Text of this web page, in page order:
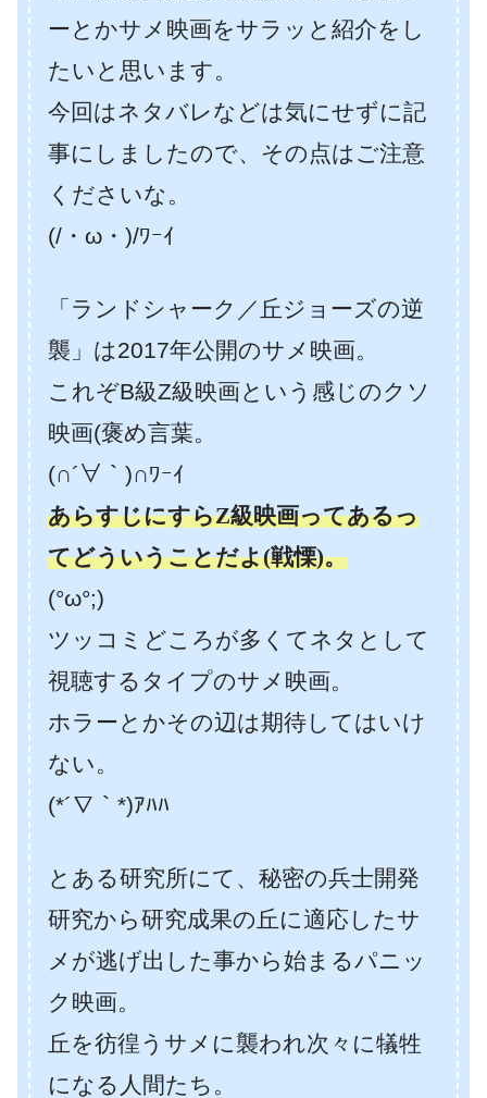
ーとかサメ映画をサラッと紹介をし
たいと思います。
今回はネタバレなどは気にせずに記
事にしましたので、その点はご注意
くださいな。
(/・ω・)/ﾜｰｲ
「ランドシャーク／丘ジョーズの逆
襲」は2017年公開のサメ映画。
これぞB級Z級映画という感じのクソ
映画(褒め言葉。
(∩´∀｀)∩ﾜｰｲ
あらすじにすらZ級映画ってあるっ
てどういうことだよ(戦慄)。
(°ω°;)
ツッコミどころが多くてネタとして
視聴するタイプのサメ映画。
ホラーとかその辺は期待してはいけ
ない。
(*´∇｀*)ｱﾊﾊ
とある研究所にて、秘密の兵士開発
研究から研究成果の丘に適応したサ
メが逃げ出した事から始まるパニッ
ク映画。
丘を彷徨うサメに襲われ次々に犠牲
になる人間たち。